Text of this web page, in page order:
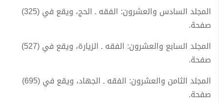
المجلد السادس والعشرون: الفقه ـ الحج، ويقع في (325)
صفحة.
المجلد السابع والعشرون: الفقه ـ الزيارة، ويقع في (527)
صفحة.
المجلد الثامن والعشرون: الفقه ـ الجهاد، ويقع في (695)
صفحة.